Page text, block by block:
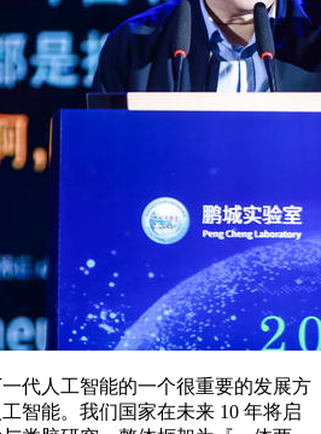
人工智能的一个很重要的发展方
智能。我们国家在未来 10 年将启